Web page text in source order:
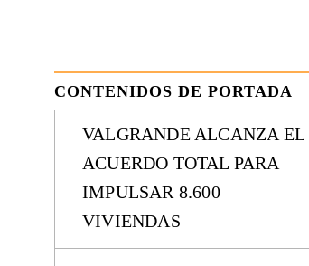
CONTENIDOS DE PORTADA
VALGRANDE ALCANZA EL
ACUERDO TOTAL PARA
IMPULSAR 8.600
VIVIENDAS